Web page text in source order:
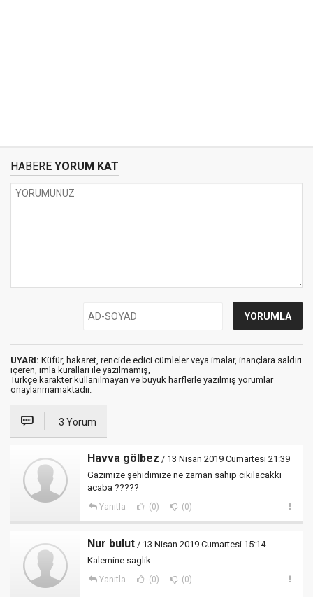
HABERE YORUM KAT
UYARI: Küfür, hakaret, rencide edici cümleler veya imalar, inançlara saldırı
içeren, imla kuralları ile yazılmamış,
Türkçe karakter kullanılmayan ve büyük harflerle yazılmış yorumlar
onaylanmamaktadır.
3 Yorum
Havva gölbez / 13 Nisan 2019 Cumartesi 21:39
Gazimize şehidimize ne zaman sahip cikilacakki
acaba ?????
Yanıtla (0) (0)
Nur bulut / 13 Nisan 2019 Cumartesi 15:14
Kalemine saglik
Yanıtla (0) (0)